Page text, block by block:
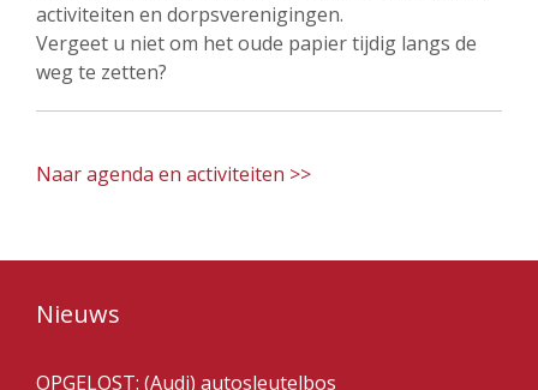
activiteiten en dorpsverenigingen.
Vergeet u niet om het oude papier tijdig langs de
weg te zetten?
Naar agenda en activiteiten >>
Nieuws
OPGELOST: (Audi) autosleutelbos